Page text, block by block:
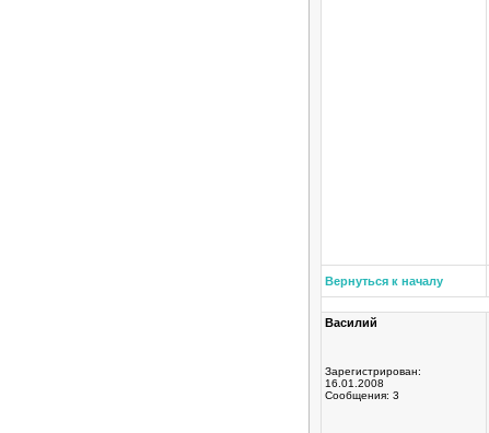
Вернуться к началу
Василий
Зарегистрирован:
16.01.2008
Сообщения: 3